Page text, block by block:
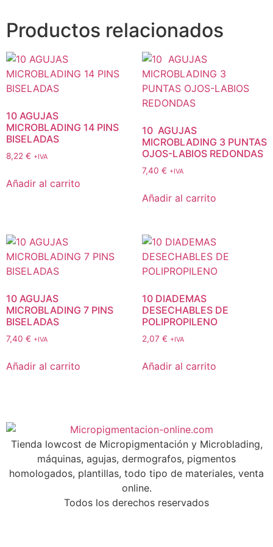
Productos relacionados
10 AGUJAS
MICROBLADING 14 PINS
BISELADAS
8,22 € +IVA
Añadir al carrito
10 AGUJAS
MICROBLADING 3 PUNTAS
OJOS-LABIOS REDONDAS
7,40 € +IVA
Añadir al carrito
10 AGUJAS
MICROBLADING 7 PINS
BISELADAS
7,40 € +IVA
Añadir al carrito
10 DIADEMAS
DESECHABLES DE
POLIPROPILENO
2,07 € +IVA
Añadir al carrito
Tienda lowcost de Micropigmentación y Microblading,
máquinas, agujas, dermografos, pigmentos
homologados, plantillas, todo tipo de materiales, venta
online.
Todos los derechos reservados